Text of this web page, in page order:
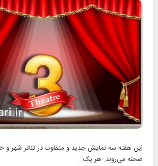
این هفته سه نمایش جدید و متفاوت در تئاتر شهر و
صحنه می‌روند. هر یک…